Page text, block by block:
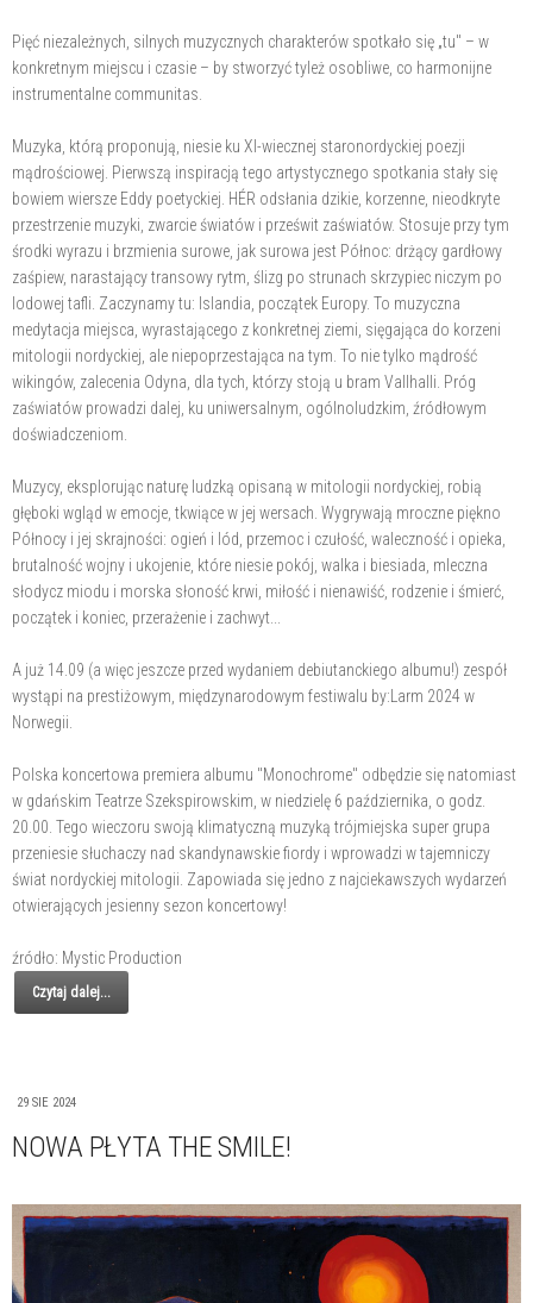
Pięć niezależnych, silnych muzycznych charakterów spotkało się „tu" – w
konkretnym miejscu i czasie – by stworzyć tyleż osobliwe, co harmonijne
instrumentalne communitas.
Muzyka, którą proponują, niesie ku XI-wiecznej staronordyckiej poezji
mądrościowej. Pierwszą inspiracją tego artystycznego spotkania stały się
bowiem wiersze Eddy poetyckiej. HÉR odsłania dzikie, korzenne, nieodkryte
przestrzenie muzyki, zwarcie światów i prześwit zaświatów. Stosuje przy tym
środki wyrazu i brzmienia surowe, jak surowa jest Północ: drżący gardłowy
zaśpiew, narastający transowy rytm, ślizg po strunach skrzypiec niczym po
lodowej tafli. Zaczynamy tu: Islandia, początek Europy. To muzyczna
medytacja miejsca, wyrastającego z konkretnej ziemi, sięgająca do korzeni
mitologii nordyckiej, ale niepoprzestająca na tym. To nie tylko mądrość
wikingów, zalecenia Odyna, dla tych, którzy stoją u bram Vallhalli. Próg
zaświatów prowadzi dalej, ku uniwersalnym, ogólnoludzkim, źródłowym
doświadczeniom.
Muzycy, eksplorując naturę ludzką opisaną w mitologii nordyckiej, robią
głęboki wgląd w emocje, tkwiące w jej wersach. Wygrywają mroczne piękno
Północy i jej skrajności: ogień i lód, przemoc i czułość, waleczność i opieka,
brutalność wojny i ukojenie, które niesie pokój, walka i biesiada, mleczna
słodycz miodu i morska słoność krwi, miłość i nienawiść, rodzenie i śmierć,
początek i koniec, przerażenie i zachwyt...
A już 14.09 (a więc jeszcze przed wydaniem debiutanckiego albumu!) zespół
wystąpi na prestiżowym, międzynarodowym festiwalu by:Larm 2024 w
Norwegii.
Polska koncertowa premiera albumu "Monochrome" odbędzie się natomiast
w gdańskim Teatrze Szekspirowskim, w niedzielę 6 października, o godz.
20.00. Tego wieczoru swoją klimatyczną muzyką trójmiejska super grupa
przeniesie słuchaczy nad skandynawskie fiordy i wprowadzi w tajemniczy
świat nordyckiej mitologii. Zapowiada się jedno z najciekawszych wydarzeń
otwierających jesienny sezon koncertowy!
źródło: Mystic Production
Czytaj dalej...
29 SIE 2024
NOWA PŁYTA THE SMILE!